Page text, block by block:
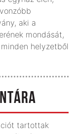
aki a
mondását,
helyzetből
tartottak